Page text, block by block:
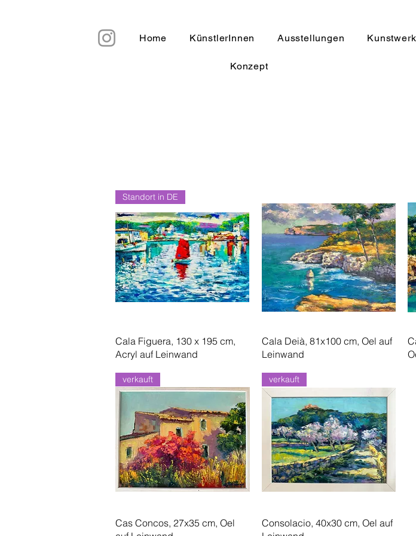
Home KünstlerInnen Ausstellungen
Konzept
Schnellansicht
Standort in DE
Cala Figuera, 130 x 195 cm,
Acryl auf Leinwand
Schnellansicht
Cala Deià, 81x100 cm, Oel auf
Leinwand
Schnellansicht
verkauft
Cas Concos, 27x35 cm, Oel
Schnellansicht
verkauft
Consolacio, 40x30 cm, Oel auf